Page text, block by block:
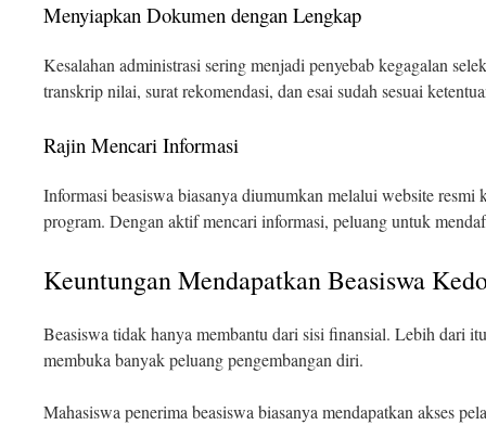
Menyiapkan Dokumen dengan Lengkap
Kesalahan administrasi sering menjadi penyebab kegagalan
transkrip nilai, surat rekomendasi, dan esai sudah sesuai
Rajin Mencari Informasi
Informasi beasiswa biasanya diumumkan melalui website resmi
program. Dengan aktif mencari informasi, peluang untuk
Keuntungan Mendapatkan Beasiswa
Beasiswa tidak hanya membantu dari sisi finansial. Lebih dari
membuka banyak peluang pengembangan diri.
Mahasiswa penerima beasiswa biasanya mendapatkan akses